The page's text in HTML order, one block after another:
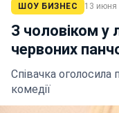
ШОУ БИЗНЕС 13 июня
З чоловіком у
червоних
Співачка
комедії